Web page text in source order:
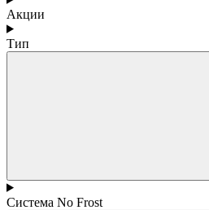
Акции
Тип
Система No Frost